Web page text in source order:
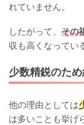
れていません。
したがって、 その
収も高くなってい
少数精鋭のた
他の理由としては
は多いことも挙げ